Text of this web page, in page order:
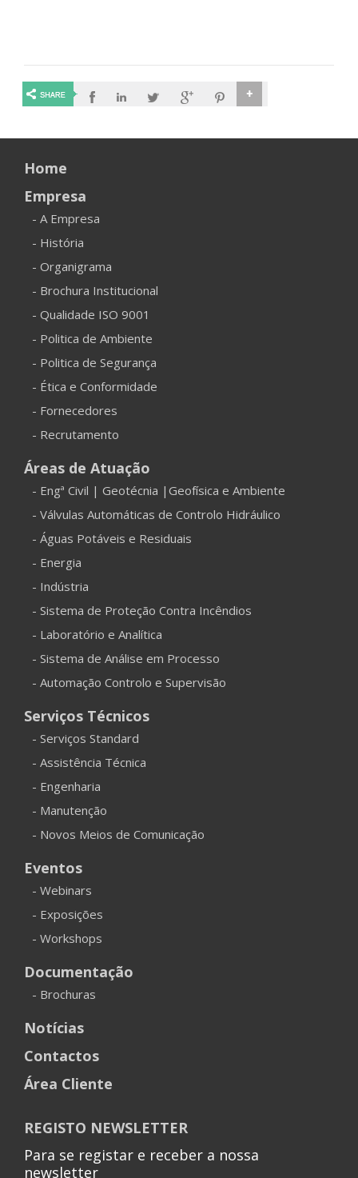
Home
Empresa
- A Empresa
- História
- Organigrama
- Brochura Institucional
- Qualidade ISO 9001
- Politica de Ambiente
- Politica de Segurança
- Ética e Conformidade
- Fornecedores
- Recrutamento
Áreas de Atuação
- Engª Civil | Geotécnia |Geofísica e Ambiente
- Válvulas Automáticas de Controlo Hidráulico
- Águas Potáveis e Residuais
- Energia
- Indústria
- Sistema de Proteção Contra Incêndios
- Laboratório e Analítica
- Sistema de Análise em Processo
- Automação Controlo e Supervisão
Serviços Técnicos
- Serviços Standard
- Assistência Técnica
- Engenharia
- Manutenção
- Novos Meios de Comunicação
Eventos
- Webinars
- Exposições
- Workshops
Documentação
- Brochuras
Notícias
Contactos
Área Cliente
REGISTO NEWSLETTER
Para se registar e receber a nossa
newsletter